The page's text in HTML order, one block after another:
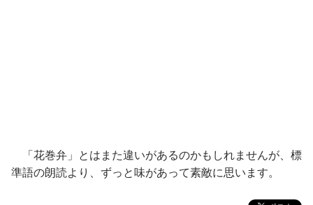
「花巻弁」とはまた違いがあるのかもしれませんが、標
準語の朗読より、ずっと味があって素敵に思います。